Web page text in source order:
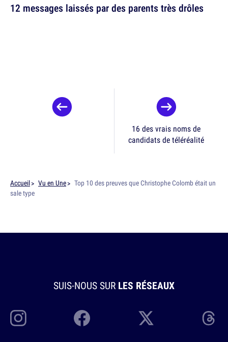
12 messages laissés par des parents très drôles
16 des vrais noms de
candidats de téléréalité
Accueil Vu en Une
Top 10 des preuves que Christophe Colomb était un
sale type
SUIS-NOUS SUR LES RÉSEAUX